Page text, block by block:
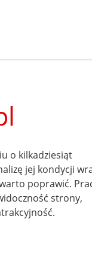
o kilkadziesiąt
jej kondycji
poprawić.
strony,